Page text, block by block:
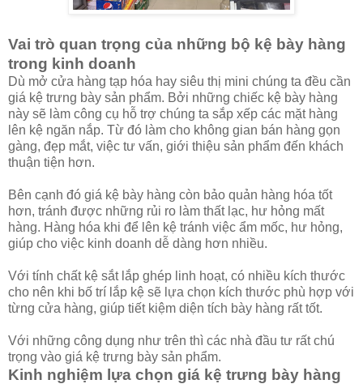
Vai trò quan trọng của những bộ kệ bày hàng
trong kinh doanh
Dù mở cửa hàng tạp hóa hay siêu thị mini chúng ta đều cần
giá kệ trưng bày sản phẩm. Bởi những chiếc kệ bày hàng
này sẽ làm công cụ hỗ trợ chúng ta sắp xếp các mặt hàng
lên kệ ngăn nắp. Từ đó làm cho không gian bán hàng gọn
gàng, đẹp mắt, việc tư vấn, giới thiệu sản phẩm đến khách
thuận tiện hơn.
Bên cạnh đó giá kệ bày hàng còn bảo quản hàng hóa tốt
hơn, tránh được những rủi ro làm thất lạc, hư hỏng mất
hàng. Hàng hóa khi để lên kệ tránh việc ẩm mốc, hư hỏng,
giúp cho việc kinh doanh dễ dàng hơn nhiều.
Với tính chất kệ sắt lắp ghép linh hoạt, có nhiều kích thước
cho nên khi bố trí lắp kệ sẽ lựa chọn kích thước phù hợp với
từng cửa hàng, giúp tiết kiệm diện tích bày hàng rất tốt.
Với những công dụng như trên thì các nhà đầu tư rất chú
trọng vào giá kệ trưng bày sản phẩm.
Kinh nghiệm lựa chọn giá kệ trưng bày hàng